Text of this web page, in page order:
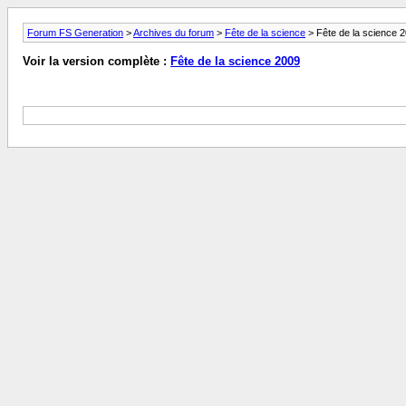
Forum FS Generation >Archives du forum > Fête de la science > Fête de la science
Voir la version complète : Fête de la science 2009